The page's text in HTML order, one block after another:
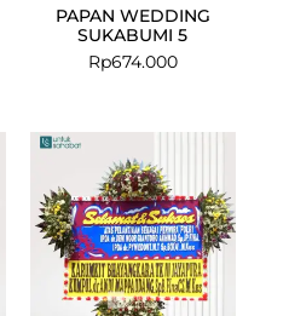
PAPAN WEDDING
SUKABUMI 5
Rp674.000